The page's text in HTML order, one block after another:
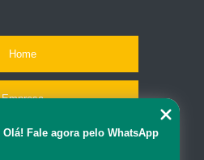
Home
Empresa
Olá! Fale agora pelo WhatsApp